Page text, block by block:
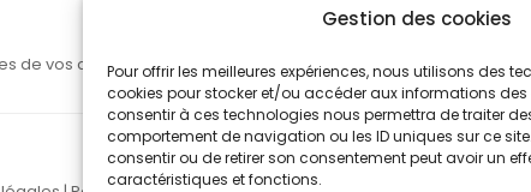
Gestion des cookies
Pour offrir les meilleures expériences, nous utilisons des
cookies pour stocker et/ou accéder aux informations des
consentir à ces technologies nous permettra de traiter
comportement de navigation ou les ID uniques sur ce
consentir ou de retirer son consentement peut avoir un
caractéristiques et fonctions.
de vos commentaires sont traitées.